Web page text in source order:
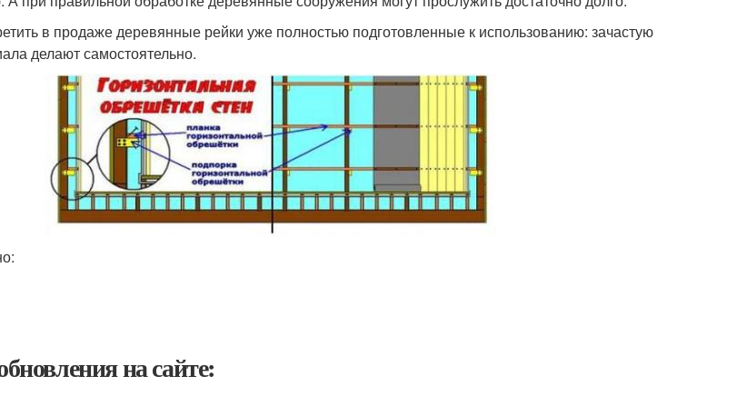
в продаже деревянные рейки уже полностью подготовленные к использованию: зачастую
делают самостоятельно.
на сайте: